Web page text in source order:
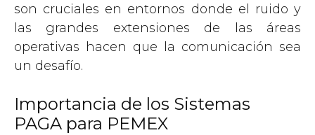
son cruciales en entornos donde el ruido y
las grandes extensiones de las áreas
operativas hacen que la comunicación sea
un desafío.
Importancia de los Sistemas
PAGA para PEMEX